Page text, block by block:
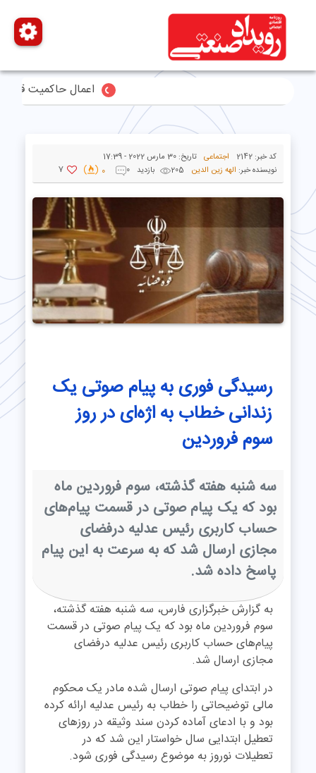
اعمال حاکمیت قاطع ایران بر
کد خبر:2142 اجتماعی تاریخ:30 مارس 2022 - 17:39
نویسنده خبر: الهه زین الدین 205 بازدید 0
0
7
رسیدگی فوری به پیام صوتی یک
زندانی خطاب به اژه‌ای در روز
سوم فروردین
سه شنبه هفته گذشته، سوم فروردین ماه
بود که یک پیام صوتی در قسمت پیام‌های
حساب کاربری رئیس عدلیه درفضای
مجازی ارسال شد که به سرعت به این پیام
پاسخ داده شد.
به گزارش خبرگزاری فارس، سه شنبه هفته گذشته،
سوم فروردین ماه بود که یک پیام صوتی در قسمت
پیام‌های حساب کاربری رئیس عدلیه درفضای
مجازی ارسال شد.
در ابتدای پیام صوتی ارسال شده مادر یک محکوم
مالی توضیحاتی را خطاب به رئیس عدلیه ارائه کرده
بود و با ادعای آماده کردن سند وثیقه در روز‌های
تعطیل ابتدایی سال خواستار این شد که در
تعطیلات نوروز به موضوع رسیدگی فوری شود.